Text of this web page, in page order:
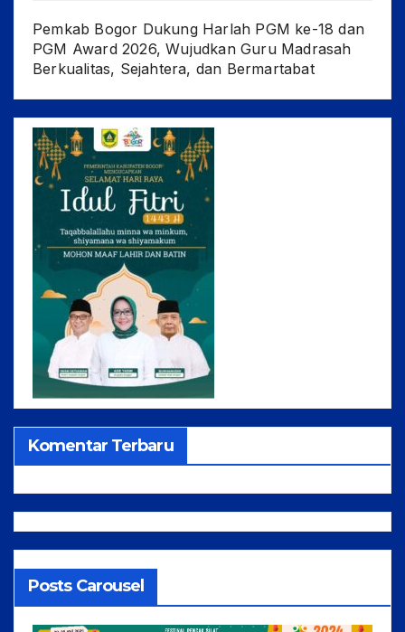
Pemkab Bogor Dukung Harlah PGM ke-18 dan
PGM Award 2026, Wujudkan Guru Madrasah
Berkualitas, Sejahtera, dan Bermartabat
Komentar Terbaru
Posts Carousel